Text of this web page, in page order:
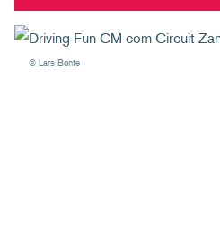
© Lars Bonte